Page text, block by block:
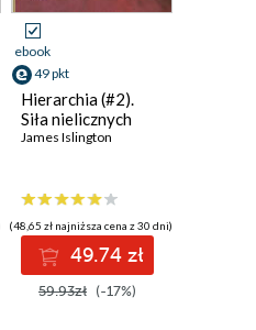
ebook
49 pkt
Hierarchia (#2).
Siła nielicznych
James Islington
(48,65 zł najniższa cena z 30 dni)
49.74 zł
59.93zł (-17%)